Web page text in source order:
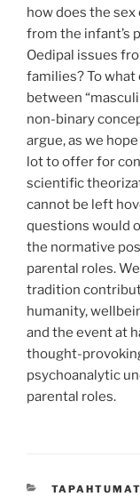
how does the
from the infant’s
Oedipal issues
families? To
between
non-binary
argue, as we
lot to offer for
scientific
cannot be left
questions would
the normative
parental roles.
tradition
humanity,
and the event at
thought-
psychoanalytic
parental roles.
KATEGORIAT
TAPAHTUMAT